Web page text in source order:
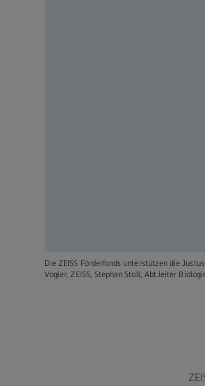
Die ZEISS Förderfonds unterstützen die
Vogler, ZEISS, Stephan Stoll, Abt.leiter